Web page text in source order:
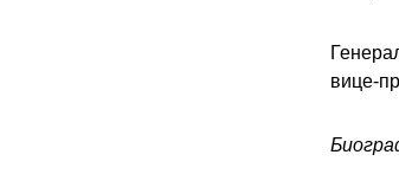
вице-